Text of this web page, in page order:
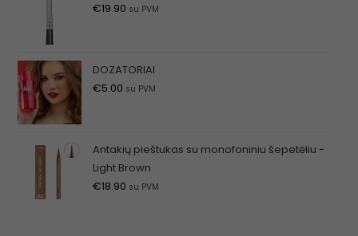
€19.90 su PVM
DOZATORIAI
€5.00 su PVM
Antakių pieštukas su monofoniniu šepetėliu -
Light Brown
€18.90 su PVM